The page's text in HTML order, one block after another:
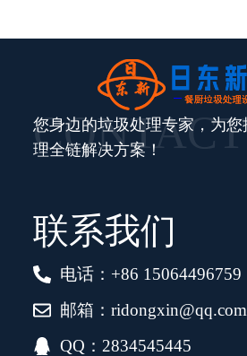
您身边的垃圾处理专家，为
理全链解决方案！
联系我们
电话：+86 15064496759
邮箱：ridongxin@qq.com
QQ：2834545445